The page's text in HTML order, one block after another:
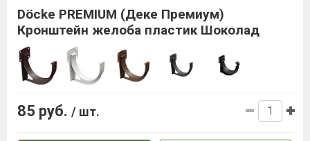
Döcke PREMIUM (Деке Премиум)
Кронштейн желоба пластик Шоколад
85 руб. / шт.